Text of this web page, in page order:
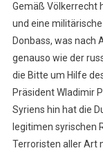
Gemäß Völkerrecht
und eine
Donbass, was nach
genauso wie der
die Bitte um Hilfe
Präsident Wladimir
Syriens hin hat die
legitimen syrischen
Terroristen aller Art